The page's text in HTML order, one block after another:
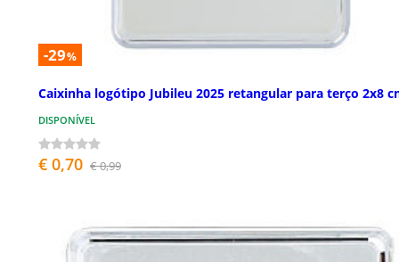
-29%
Caixinha logótipo Jubileu 2025 retangular para terço 2x8
DISPONÍVEL
€ 0,70 € 0,99